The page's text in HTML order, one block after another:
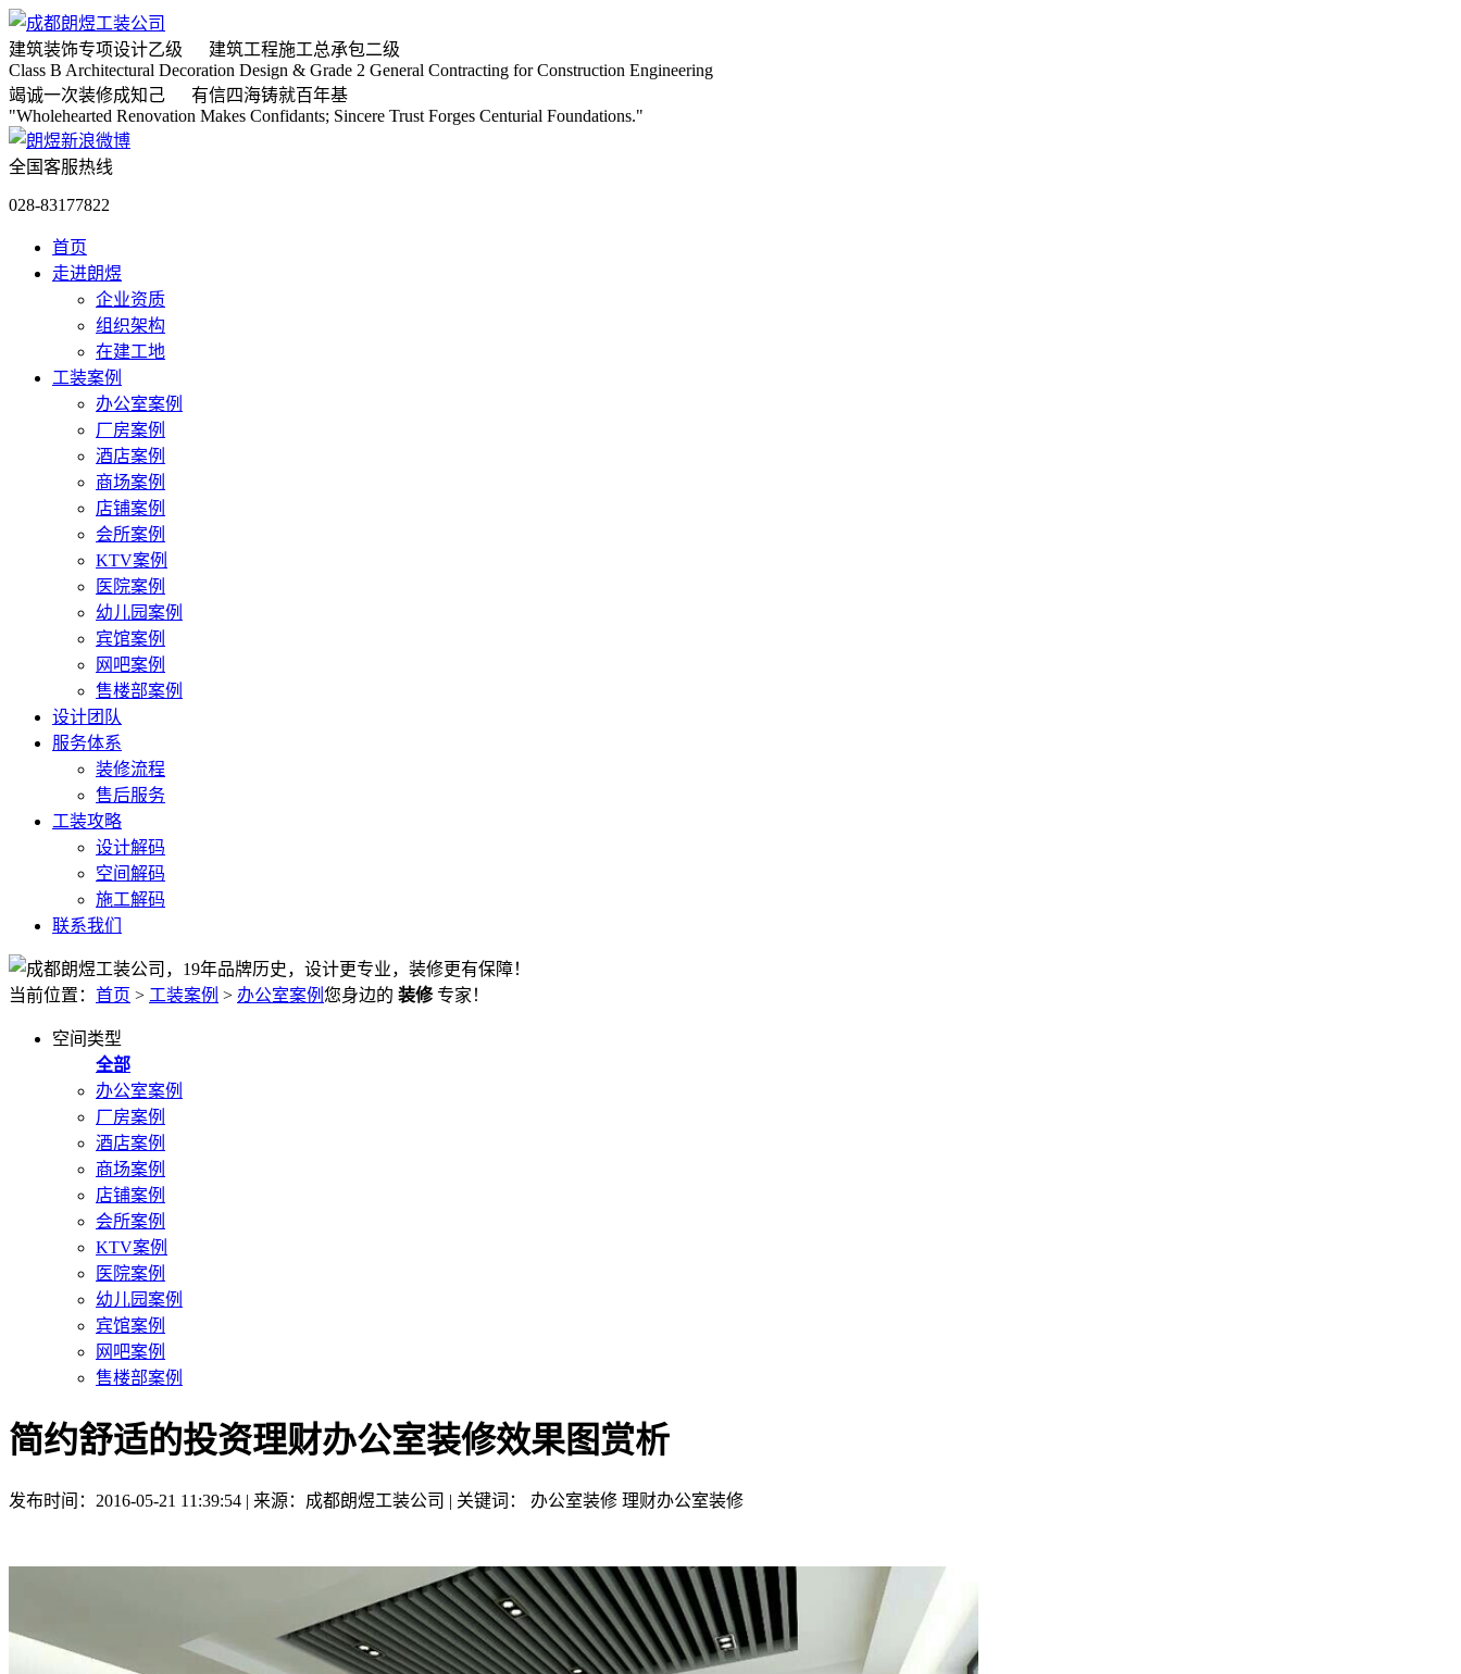
建筑装饰专项设计乙级 建筑工程施工总承包二级
Class B Architectural Decoration Design & Grade 2 General Contracting for Construction Engineering
竭诚一次装修成知己 有信四海铸就百年基
"Wholehearted Renovation Makes Confidants; Sincere Trust Forges Centurial Foundations."
全国客服热线
028-83177822
首页
走进朗煜
企业资质
组织架构
在建工地
工装案例
办公室案例
厂房案例
酒店案例
商场案例
店铺案例
会所案例
KTV案例
医院案例
幼儿园案例
宾馆案例
网吧案例
售楼部案例
设计团队
服务体系
装修流程
售后服务
工装攻略
设计解码
空间解码
施工解码
联系我们
当前位置： 首页 > 工装案例 > 办公室案例 您身边的 装修专家！
空间类型
全部
办公室案例
厂房案例
酒店案例
商场案例
店铺案例
会所案例
KTV案例
医院案例
幼儿园案例
宾馆案例
网吧案例
售楼部案例
简约舒适的投资理财办公室装修效果图赏析
发布时间：2016-05-21 11:39:54 | 来源：成都朗煜工装公司 | 关键词： 办公室装修 理财办公室装修